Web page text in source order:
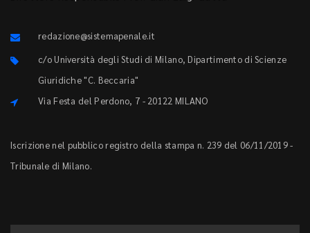
redazione@sistemapenale.it
c/o Università degli Studi di Milano, Dipartimento di Scienze
Giuridiche "C. Beccaria"
Via Festa del Perdono, 7 - 20122 MILANO
Iscrizione nel pubblico registro della stampa n. 239 del 06/11/2019 -
Tribunale di Milano.